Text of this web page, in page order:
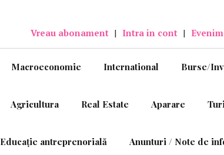
Vreau abonament | Intra in cont |
Macroeconomie International Burse/
Agricultura Real Estate Aparare
Educație antreprenorială Anunturi / Note de